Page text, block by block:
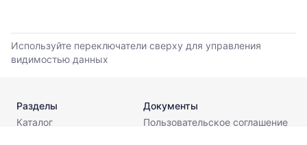
последние
6
месяцев.
чтобы
оценить
Используйте переключатели сверху для управления
видимостью данных
Разделы
Каталог
Документы
Пользовательское соглашение